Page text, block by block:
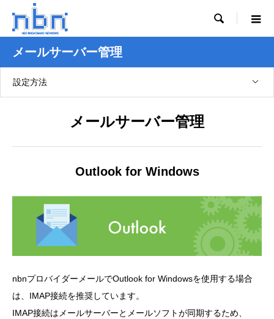

メールサーバー管理
設定方法
メールサーバー管理
Outlook for Windows
nbnプロバイダーメールでOutlook for Windowsを使用する場合
は、IMAP接続を推奨しています。
IMAP接続はメールサーバーとメールソフトが同期するため、